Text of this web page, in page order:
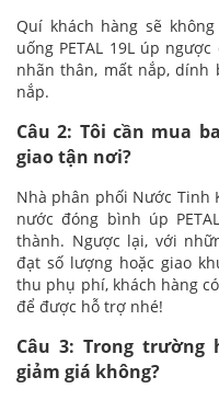
Quí khách hàng sẽ
uống PETAL 19L úp
nhãn thân, mất nắp, dính
nắp.
Câu 2: Tôi cần mua
giao tận nơi?
Nhà phân phối Nước
nước đóng bình úp
thành. Ngược lại, với
đạt số lượng hoặc giao
thu phụ phí, khách hàng
để được hỗ trợ nhé!
Câu 3: Trong
giảm giá không?